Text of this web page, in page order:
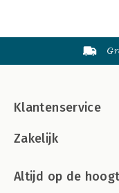
Klantenservice
Zakelijk
Altijd op de